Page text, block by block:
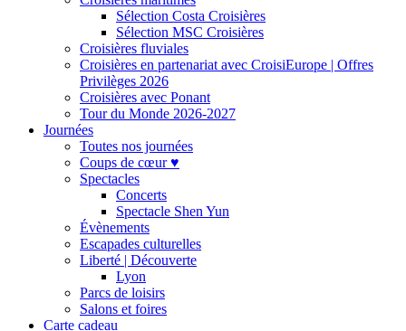
Sélection Costa Croisières
Sélection MSC Croisières
Croisières fluviales
Croisières en partenariat avec CroisiEurope | Offres
Privilèges 2026
Croisières avec Ponant
Tour du Monde 2026-2027
Journées
Toutes nos journées
Coups de cœur ♥
Spectacles
Concerts
Spectacle Shen Yun
Évènements
Escapades culturelles
Liberté | Découverte
Lyon
Parcs de loisirs
Salons et foires
Carte cadeau